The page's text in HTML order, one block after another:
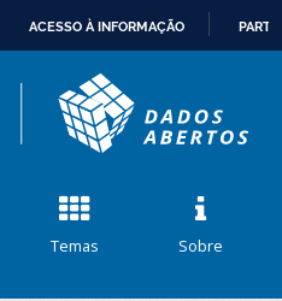
CONTEÚDO
ACESSO À INFORMAÇÃO
Temas Sobre